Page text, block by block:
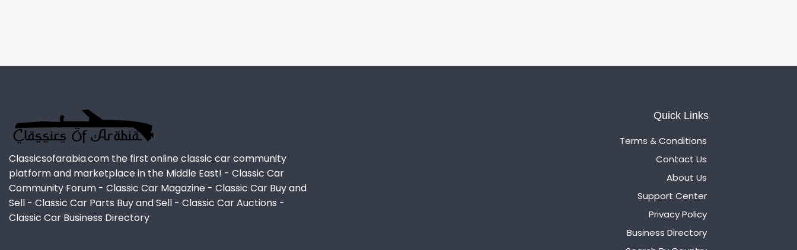
Classicsofarabia.com the first online classic car community
platform and marketplace in the Middle East! - Classic Car
Community Forum - Classic Car Magazine - Classic Car Buy and
Sell - Classic Car Parts Buy and Sell - Classic Car Auctions -
Classic Car Business Directory
Quick Links
Terms & Conditions
Contact Us
About Us
Support Center
Privacy Policy
Business Directory